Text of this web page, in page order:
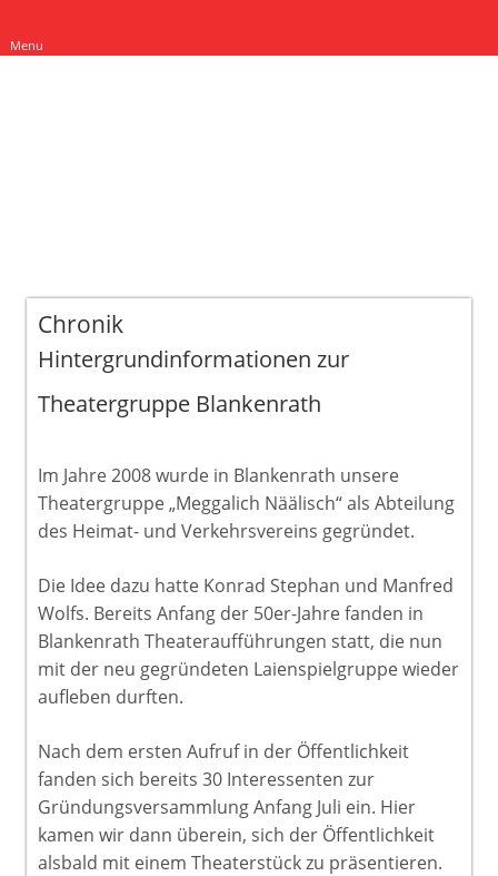
Chronik
Hintergrundinformationen zur
Theatergruppe Blankenrath
Im Jahre 2008 wurde in Blankenrath unsere
Theatergruppe „Meggalich Näälisch“ als Abteilung
des Heimat- und Verkehrsvereins gegründet.
Die Idee dazu hatte Konrad Stephan und Manfred
Wolfs. Bereits Anfang der 50er-Jahre fanden in
Blankenrath Theateraufführungen statt, die nun
mit der neu gegründeten Laienspielgruppe wieder
aufleben durften.
Nach dem ersten Aufruf in der Öffentlichkeit
fanden sich bereits 30 Interessenten zur
Gründungsversammlung Anfang Juli ein. Hier
kamen wir dann überein, sich der Öffentlichkeit
alsbald mit einem Theaterstück zu präsentieren.
Menu